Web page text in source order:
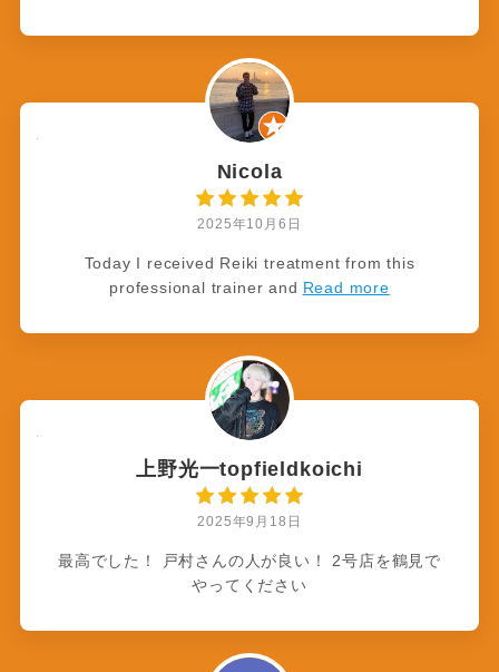
Nicola
2025年10月6日
Today I received Reiki treatment from this
professional trainer and Read more
上野光一topfieldkoichi
2025年9月18日
最高でした！ 戸村さんの人が良い！ 2号店を鶴見で
やってください